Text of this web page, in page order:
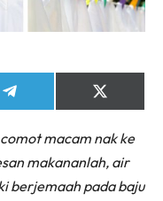
Share
on
Share
on
(Twitter)
macam nak ke
makananlah, air
berjemaah pada baju